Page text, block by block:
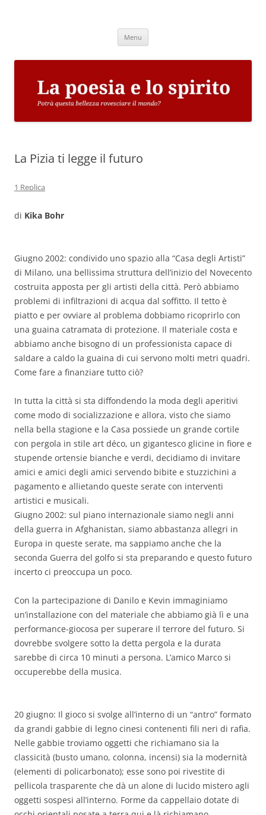
Menu
La Pizia ti legge il futuro
1 Replica
di Kika Bohr
Giugno 2002: condivido uno spazio alla “Casa degli Artisti”
di Milano, una bellissima struttura dell’inizio del Novecento
costruita apposta per gli artisti della città. Però abbiamo
problemi di infiltrazioni di acqua dal soffitto. Il tetto è
piatto e per ovviare al problema dobbiamo ricoprirlo con
una guaina catramata di protezione. Il materiale costa e
abbiamo anche bisogno di un professionista capace di
saldare a caldo la guaina di cui servono molti metri quadri.
Come fare a finanziare tutto ciò?
In tutta la città si sta diffondendo la moda degli aperitivi
come modo di socializzazione e allora, visto che siamo
nella bella stagione e la Casa possiede un grande cortile
con pergola in stile art déco, un gigantesco glicine in fiore e
stupende ortensie bianche e verdi, decidiamo di invitare
amici e amici degli amici servendo bibite e stuzzichini a
pagamento e allietando queste serate con interventi
artistici e musicali.
Giugno 2002: sul piano internazionale siamo negli anni
della guerra in Afghanistan, siamo abbastanza allegri in
Europa in queste serate, ma sappiamo anche che la
seconda Guerra del golfo si sta preparando e questo futuro
incerto ci preoccupa un poco.
Con la partecipazione di Danilo e Kevin immaginiamo
un’installazione con del materiale che abbiamo già lì e una
performance-giocosa per superare il terrore del futuro. Si
dovrebbe svolgere sotto la detta pergola e la durata
sarebbe di circa 10 minuti a persona. L’amico Marco si
occuperebbe della musica.
20 giugno: Il gioco si svolge all’interno di un “antro” formato
da grandi gabbie di legno cinesi contenenti fili neri di rafia.
Nelle gabbie troviamo oggetti che richiamano sia la
classicità (busto umano, colonna, incensi) sia la modernità
(elementi di policarbonato); esse sono poi rivestite di
pellicola trasparente che dà un alone di lucido mistero agli
oggetti sospesi all’interno. Forme da cappellaio dotate di